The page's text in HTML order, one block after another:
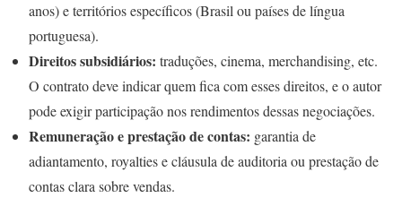
anos) e territórios específicos (Brasil ou países de língua
portuguesa).
Direitos subsidiários: traduções, cinema, merchandising, etc.
O contrato deve indicar quem fica com esses direitos, e o autor
pode exigir participação nos rendimentos dessas negociações.
Remuneração e prestação de contas: garantia de
adiantamento, royalties e cláusula de auditoria ou prestação de
contas clara sobre vendas.